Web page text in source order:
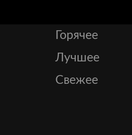
Горячее
Лучшее
Свежее